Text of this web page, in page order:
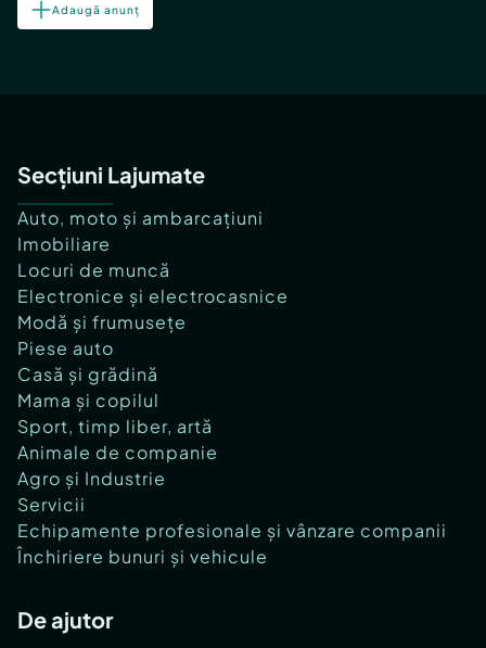
Adaugă anunț
Secțiuni Lajumate
Auto, moto și ambarcațiuni
Imobiliare
Locuri de muncă
Electronice și electrocasnice
Modă și frumusețe
Piese auto
Casă și grădină
Mama și copilul
Sport, timp liber, artă
Animale de companie
Agro și Industrie
Servicii
Echipamente profesionale și vânzare companii
Închiriere bunuri și vehicule
De ajutor